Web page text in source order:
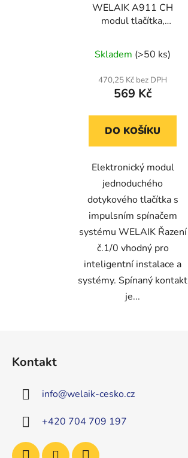
WELAIK A911 CH
modul tlačítka,
napětí 12/24V
Skladem (>50 ks)
470,25 Kč bez DPH
569 Kč
DO KOŠÍKU
Elektronický modul
jednoduchého
dotykového tlačítka s
impulsním spínačem
systému WELAIK Řazení
č.1/0 vhodný pro
inteligentní instalace a
systémy. Spínaný kontakt
je...
Kontakt
info@welaik-cesko.cz
+420 704 709 197